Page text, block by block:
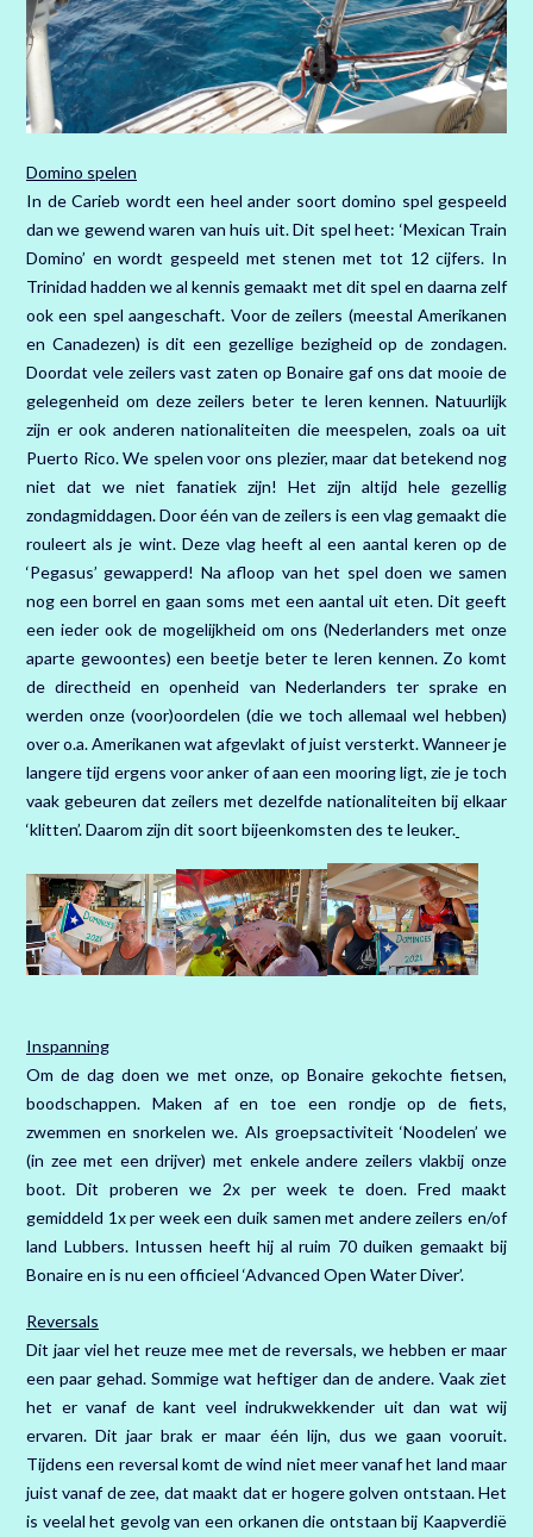
Domino spelen
In de Carieb wordt een heel ander soort domino spel gespeeld
dan we gewend waren van huis uit. Dit spel heet: ‘Mexican Train
Domino’ en wordt gespeeld met stenen met tot 12 cijfers. In
Trinidad hadden we al kennis gemaakt met dit spel en daarna zelf
ook een spel aangeschaft. Voor de zeilers (meestal Amerikanen
en Canadezen) is dit een gezellige bezigheid op de zondagen.
Doordat vele zeilers vast zaten op Bonaire gaf ons dat mooie de
gelegenheid om deze zeilers beter te leren kennen. Natuurlijk
zijn er ook anderen nationaliteiten die meespelen, zoals oa uit
Puerto Rico. We spelen voor ons plezier, maar dat betekend nog
niet dat we niet fanatiek zijn! Het zijn altijd hele gezellig
zondagmiddagen. Door één van de zeilers is een vlag gemaakt die
rouleert als je wint. Deze vlag heeft al een aantal keren op de
‘Pegasus’ gewapperd! Na afloop van het spel doen we samen
nog een borrel en gaan soms met een aantal uit eten. Dit geeft
een ieder ook de mogelijkheid om ons (Nederlanders met onze
aparte gewoontes) een beetje beter te leren kennen. Zo komt
de directheid en openheid van Nederlanders ter sprake en
werden onze (voor)oordelen (die we toch allemaal wel hebben)
over o.a. Amerikanen wat afgevlakt of juist versterkt. Wanneer je
langere tijd ergens voor anker of aan een mooring ligt, zie je toch
vaak gebeuren dat zeilers met dezelfde nationaliteiten bij elkaar
‘klitten’. Daarom zijn dit soort bijeenkomsten des te leuker.
Inspanning
Om de dag doen we met onze, op Bonaire gekochte fietsen,
boodschappen. Maken af en toe een rondje op de fiets,
zwemmen en snorkelen we. Als groepsactiviteit ‘Noodelen’ we
(in zee met een drijver) met enkele andere zeilers vlakbij onze
boot. Dit proberen we 2x per week te doen. Fred maakt
gemiddeld 1x per week een duik samen met andere zeilers en/of
land Lubbers. Intussen heeft hij al ruim 70 duiken gemaakt bij
Bonaire en is nu een officieel ‘Advanced Open Water Diver’.
Reversals
Dit jaar viel het reuze mee met de reversals, we hebben er maar
een paar gehad. Sommige wat heftiger dan de andere. Vaak ziet
het er vanaf de kant veel indrukwekkender uit dan wat wij
ervaren. Dit jaar brak er maar één lijn, dus we gaan vooruit.
Tijdens een reversal komt de wind niet meer vanaf het land maar
juist vanaf de zee, dat maakt dat er hogere golven ontstaan. Het
is veelal het gevolg van een orkanen die ontstaan bij Kaapverdië